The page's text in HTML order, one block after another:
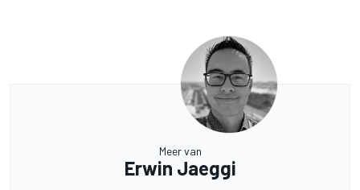
Meer van
Erwin Jaeggi